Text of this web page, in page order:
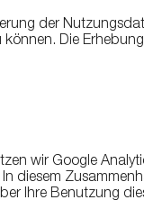
der
können. Die
wir Google
diesem
Ihre Benutzung